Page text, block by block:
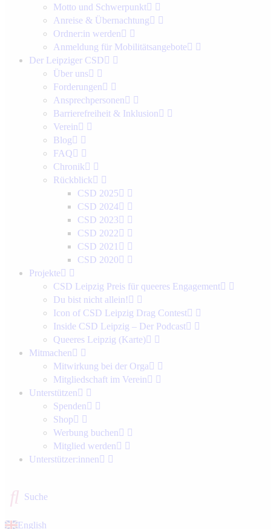
Motto und Schwerpunkt
Anreise & Übernachtung
Ordner:in werden
Anmeldung für Mobilitätsangebote
Der Leipziger CSD
Über uns
Forderungen
Ansprechpersonen
Barrierefreiheit & Inklusion
Verein
Blog
FAQ
Chronik
Rückblick
CSD 2025
CSD 2024
CSD 2023
CSD 2022
CSD 2021
CSD 2020
Projekte
CSD Leipzig Preis für queeres Engagement
Du bist nicht allein!
Icon of CSD Leipzig Drag Contest
Inside CSD Leipzig – Der Podcast
Queeres Leipzig (Karte)
Mitmachen
Mitwirkung bei der Orga
Mitgliedschaft im Verein
Unterstützen
Spenden
Shop
Werbung buchen
Mitglied werden
Unterstützer:innen
Suche
English